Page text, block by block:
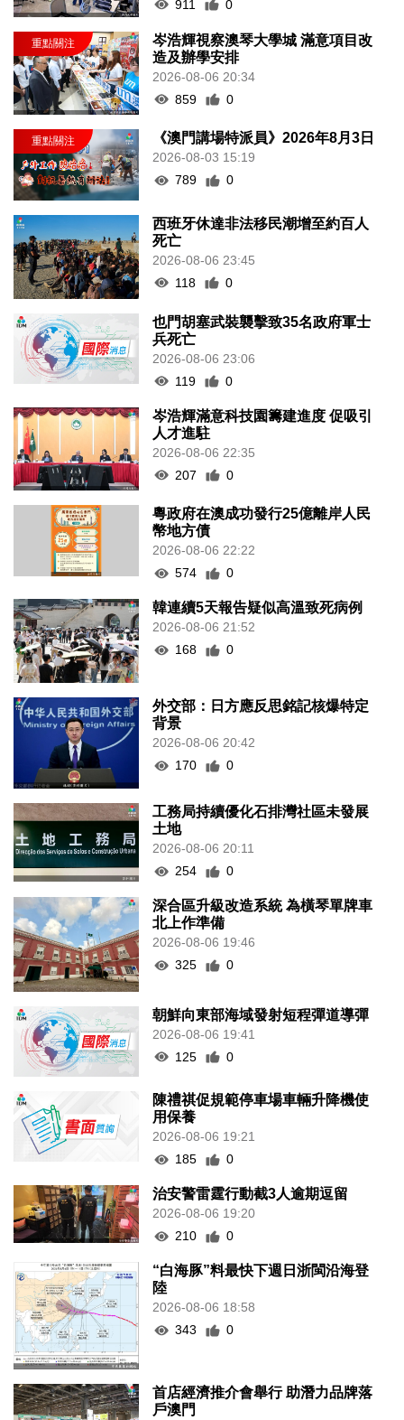
911 0
岑浩輝視察澳琴大學城 滿意項目改
造及辦學安排
2026-08-06 20:34
859
0
《澳門講場特派員》2026年8月3日
2026-08-03 15:19
789
0
西班牙休達非法移民潮增至約百人
死亡
2026-08-06 23:45
118
0
也門胡塞武裝襲擊致35名政府軍士
兵死亡
2026-08-06 23:06
119
0
岑浩輝滿意科技園籌建進度 促吸引
人才進駐
2026-08-06 22:35
207
0
粵政府在澳成功發行25億離岸人民
幣地方債
2026-08-06 22:22
574
0
韓連續5天報告疑似高溫致死病例
2026-08-06 21:52
168
0
外交部：日方應反思銘記核爆特定
背景
2026-08-06 20:42
170
0
工務局持續優化石排灣社區未發展
土地
2026-08-06 20:11
254
0
深合區升級改造系統 為橫琴單牌車
北上作準備
2026-08-06 19:46
325
0
朝鮮向東部海域發射短程彈道導彈
2026-08-06 19:41
125
0
陳禮祺促規範停車場車輛升降機使
用保養
2026-08-06 19:21
185
0
治安警雷霆行動截3人逾期逗留
2026-08-06 19:20
210
0
“白海豚”料最快下週日浙閩沿海登
陸
2026-08-06 18:58
343
0
首店經濟推介會舉行 助潛力品牌落
戶澳門